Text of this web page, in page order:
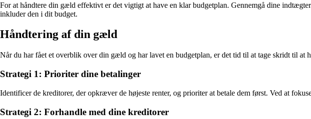
For at håndtere din gæld effektivt er det vigtigt at have en klar budgetplan. Gennemgå dine
inkluder den i dit budget.
Håndtering af din gæld
Når du har fået et overblik over din gæld og har lavet en budgetplan, er det tid til at tage skridt til at
Strategi 1: Prioriter dine betalinger
Identificer de kreditorer, der opkræver de højeste renter, og prioriter at betale dem først. Ved at
Strategi 2: Forhandle med dine kreditorer